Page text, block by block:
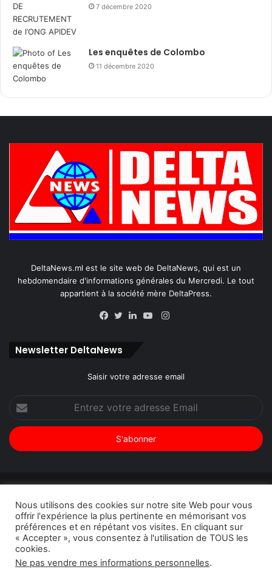
7 décembre 2020
Les enquêtes de Colombo
11 décembre 2020
DeltaNews.ml est le site web de DeltaNews, qui est un
hebdomendaire d'informations générales du Mercredi. Le tout
appartient à la société mère DeltaPress.
Instagram
Newsletter DeltaNews
Saisir votre adresse email
votre
adresse
Email
DeltaPress| ConceptionDoucSoft Technologies
Annonces
Contact Politique de confidentialité
Facebook
TwitterLinkedinYouTubeInstagram
Nous utilisons des cookies sur notre site Web pour vous
offrir l'expérience la plus pertinente en mémorisant vos
préférences et en répétant vos visites. En cliquant sur
« Accepter », vous consentez à l'utilisation de TOUS les
cookies.
Ne pas vendre mes informations personnelles.